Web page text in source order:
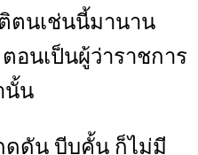
ตนเช่นนี้มานาน
อนเป็นผู้ว่าราชการ
นั้น
ดดัน บีบคั้น ก็ไม่มี